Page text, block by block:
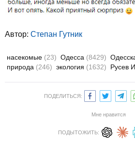
Автор: Степан Гутник
насекомые (23) Одесса (8429)
природа (246) экология (1632) Русев
ПОДЕЛИТЬСЯ:
Мне нравится
ПОДЫТОЖИТЬ: